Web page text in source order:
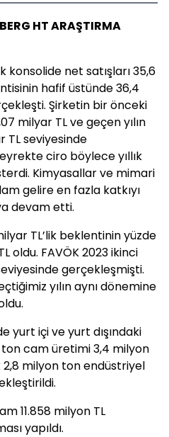
HT ARAŞTIRMA
konsolide net satışları 35,6
hafif üstünde 36,4
Şirketin bir önceki
milyar TL ve geçen yılın
TL seviyesinde
ciro böylece yıllık
Kimyasallar ve mimari
gelire en fazla katkıyı
devam etti.
TL’lik beklentinin yüzde
oldu. FAVÖK 2023 ikinci
gerçekleşmişti.
yılın aynı dönemine
yurt içi ve yurt dışındaki
ton cam üretimi 3,4 milyon
2,8 milyon ton endüstriyel
11.858 milyon TL
yapıldı.